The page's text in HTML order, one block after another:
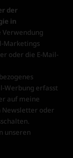
der
in
Marketings
oder die E-Mail-
Werbung erfasst
auf meine
Newsletter oder
unseren